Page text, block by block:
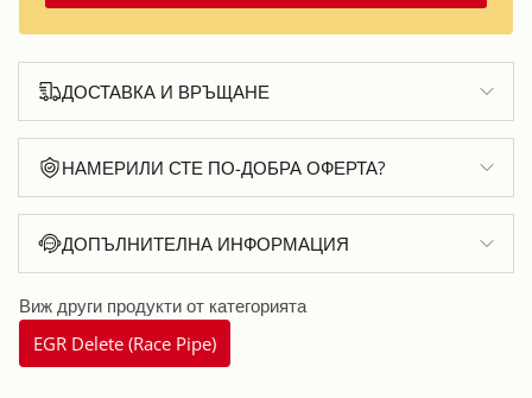
ДОСТАВКА И ВРЪЩАНЕ
НАМЕРИЛИ СТЕ ПО-ДОБРА ОФЕРТА?
ДОПЪЛНИТЕЛНА ИНФОРМАЦИЯ
Виж други продукти от категорията
EGR Delete (Race Pipe)